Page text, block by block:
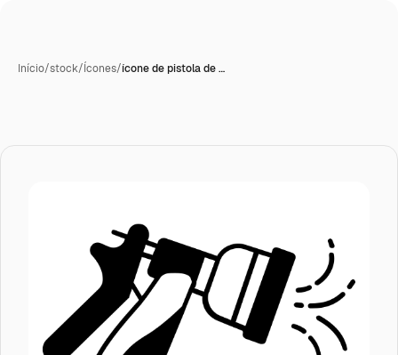
Início/stock/Ícones/ícone de pistola de …